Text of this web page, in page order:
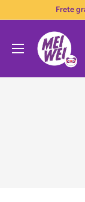
Frete
Mei
Wei